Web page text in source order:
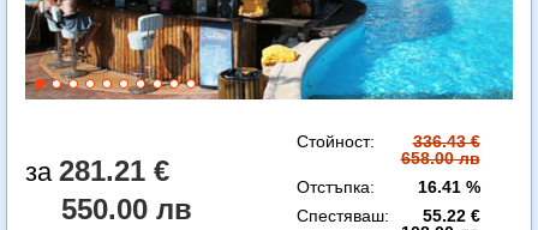
281.21 €
550.00 лв
Стойност:
336.43 €
658.00 лв
Отстъпка:
16.41 %
Спестяваш:
55.22 €